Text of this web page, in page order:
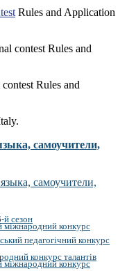
Rules and Application
contest Rules and
Rules and
самоучители,
й сезон
конкурс
педагогічний конкурс
конкурс талантів
конкурс